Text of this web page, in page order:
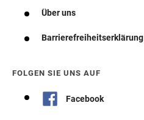
Über uns
Barrierefreiheitserklärung
FOLGEN SIE UNS AUF
Facebook